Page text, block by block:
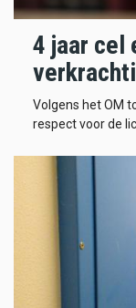
4 jaar cel
Volgens het OM
respect voor de